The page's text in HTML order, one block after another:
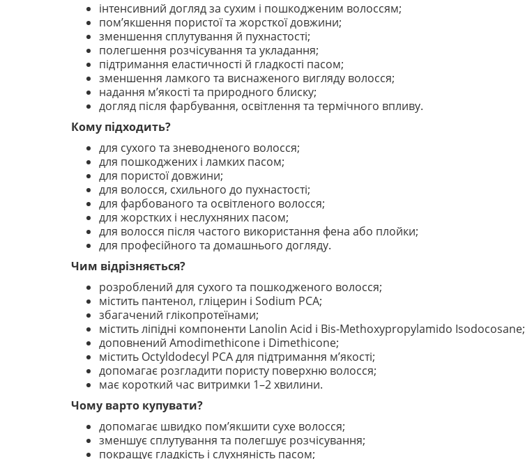
інтенсивний догляд за сухим і пошкодженим волоссям;
пом’якшення пористої та жорсткої довжини;
зменшення сплутування й пухнастості;
полегшення розчісування та укладання;
підтримання еластичності й гладкості пасом;
зменшення ламкого та виснаженого вигляду волосся;
надання м’якості та природного блиску;
догляд після фарбування, освітлення та термічного впливу.
Кому підходить?
для сухого та зневодненого волосся;
для пошкоджених і ламких пасом;
для пористої довжини;
для волосся, схильного до пухнастості;
для фарбованого та освітленого волосся;
для жорстких і неслухняних пасом;
для волосся після частого використання фена або плойки;
для професійного та домашнього догляду.
Чим відрізняється?
розроблений для сухого та пошкодженого волосся;
містить пантенол, гліцерин і Sodium PCA;
збагачений глікопротеїнами;
містить ліпідні компоненти Lanolin Acid і Bis-Methoxypropylamido Isodocosane;
доповнений Amodimethicone і Dimethicone;
містить Octyldodecyl PCA для підтримання м’якості;
допомагає розгладити пористу поверхню волосся;
має короткий час витримки 1–2 хвилини.
Чому варто купувати?
допомагає швидко пом’якшити сухе волосся;
зменшує сплутування та полегшує розчісування;
покращує гладкість і слухняність пасом;